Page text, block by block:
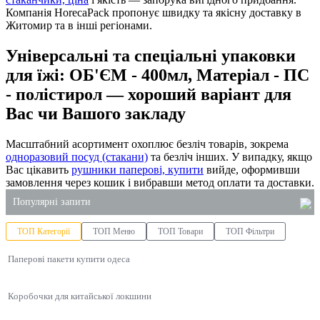
Компанія HorecaPack пропонує швидку та якісну доставку в
Житомир та в інші регіонами.
Універсальні та спеціальні упаковки
для їжі: ОБ'ЄМ - 400мл, Матеріал - ПС
- полістирол — хороший варіант для
Вас чи Вашого закладу
Масштабний асортимент охоплює безліч товарів, зокрема
одноразовий посуд (стакани) та безліч інших. У випадку, якщо
Вас цікавить рушники паперові, купити вийде, оформивши
замовлення через кошик і вибравши метод оплати та доставки.
Популярні запити
коробка для локшини купити
купити одноразові соусники
одноразові бокси для їжі купити київ
ТОП Категорії ТОП Меню ТОП Товари ТОП Фільтри
Паперові пакети купити одеса
Коробочки для китайської локшини